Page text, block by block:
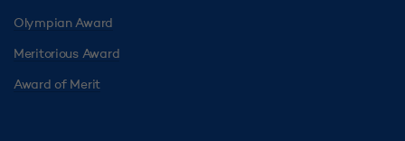
Olympian Award
Meritorious Award
Award of Merit